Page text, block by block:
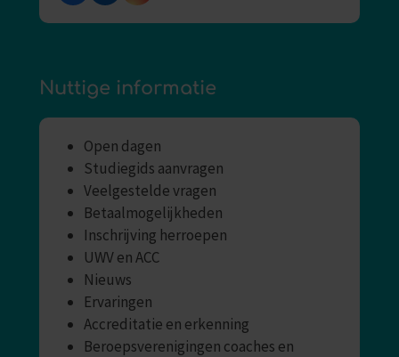
Nuttige informatie
Open dagen
Studiegids aanvragen
Veelgestelde vragen
Betaalmogelijkheden
Inschrijving herroepen
UWV en ACC
Nieuws
Ervaringen
Accreditatie en erkenning
Beroepsverenigingen coaches en